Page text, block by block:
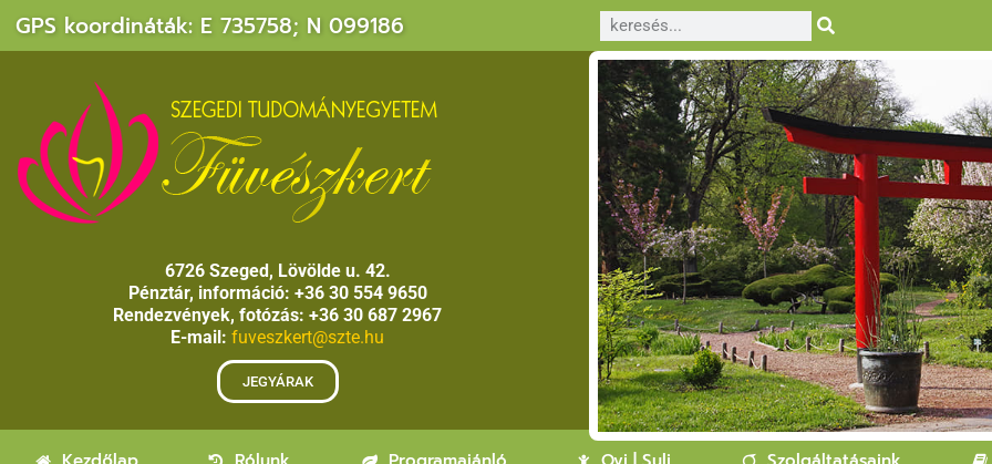
GPS koordináták: E 735758; N 099186
6726 Szeged, Lövölde u. 42.
Pénztár, információ: +36 30 554 9650
Rendezvények, fotózás: +36 30 687 2967
E-mail:fuveszkert@szte.hu
JEGYÁRAK